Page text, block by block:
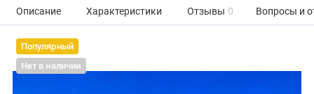
Описание Характеристики Отзывы 0 Вопросы и
Популярный
Нет в наличии